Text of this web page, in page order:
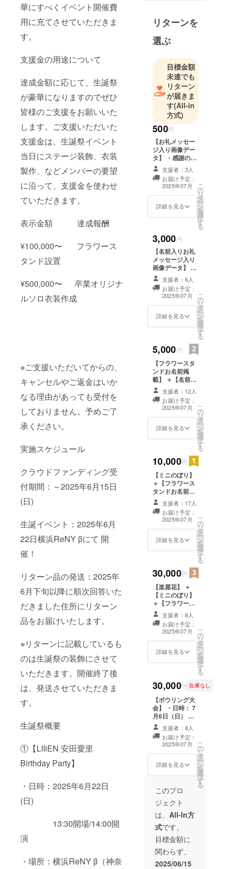
華にすべくイベント開催費
用に充てさせていただきま
す。
支援金の用途について
達成金額に応じて、生誕祭
が豪華になりますのでぜひ
皆様のご支援をお願いいた
します。ご支援いただいた
支援金は、生誕祭イベント
当日にステージ装飾、衣装
製作、などメンバーの要望
に沿って、支援金を使わせ
ていただきます。
表示金額 達成報酬
¥100,000〜 フラワース
タンド設置
¥500,000〜 卒業オリジナ
ルソロ衣装作成
※ご支援いただいてからの、
キャンセルやご返金はいか
なる理由があっても受付を
しておりません。予めご了
承ください。
実施スケジュール
クラウドファンディング受
付期間：～2025年6月15日
(日)
生誕イベント：2025年6月
22日横浜ReNY βにて 開
催！
リターン品の発送：2025年
6月下旬以降に順次回答いた
だきました住所にリターン
品をお届けいたします。
※リターンに記載しているも
のは生誕祭の装飾にさせて
いただきます。開催終了後
は、発送させていただきま
す。
生誕祭概要
①【LIIiEN 安田愛里
Birthday Party】
・日時：2025年6月22日
(日)
13:30開場/14:00開
演
・場所：横浜ReNY β（神奈
リターンを
選ぶ
目標金額
未達でも
リターン
が届きま
す(All-in
方式)
500円
【お礼メッセー
ジ入り画像デー
タ】 ・感謝の気
持ちを込めて、
サインメッセー
ジ入り画像をお
送りします。 ※
全員共通 ※メー
ルによるデータ
支援者：3人
お届け予定：
2025年07月
詳細を見る
こ
の
リ
タ
ー
ン
を
選
択
す
る
3,000円
【名前入りお礼
メッセージ入り
画像データ】 ・
サインメッセー
ジ入り画像にお
名前を記入して
お送りします。
備考欄に希望さ
れるお名前をご
支援者：6人
お届け予定：
2025年07月
詳細を見る
こ
の
リ
タ
ー
ン
を
選
択
す
る
5,000円
【フラワースタ
ンドお名前掲
載】 ＋【名前入
りお礼メッセー
ジ入り画像デー
タ】 生誕祭当日
設置のフラワー
スタンドに、支
援者様のお名前
望されるお名前
をご記入くださ
い。 ※ネームプ
レートのお持ち
帰り不可
支援者：12人
お届け予定：
2025年07月
詳細を見る
こ
の
リ
タ
ー
ン
を
選
択
す
る
10,000円
【ミニのぼり】
＋【フラワース
タンドお名前掲
載】 ＋【名前入
りお礼メッセー
ジ入り画像デー
タ】 生誕祭当日
装飾に使用する
のぼりに支援者
す。備考欄に希
望されるお名前
をご記入くださ
い。 お名前は
データで印字を
入れさせていた
だきます。 生誕
祭終了後、1〜3
週間でミニ旗に
たものをご自宅
へ郵送させてい
支援者：17人
お届け予定：
2025年07月
詳細を見る
こ
の
リ
タ
ー
ン
を
選
択
す
る
30,000円
【楽屋花】 ＋
【ミニのぼり】
＋【フラワース
タンドお名前掲
載】 ＋【名前入
りお礼メッセー
ジ入り画像デー
タ】 当日、使用
する楽屋にお花
きかねます。生
誕イベント当日
の持ち帰りは可
能です。 生誕祭
当日装飾に使用
するのぼりに支
援者様のお名前
（ニックネー
ム）を掲載しま
す。 備考欄に希
望されるお名前
をご記入くださ
データで印字を
入れさせていた
だきます。 生誕
祭終了後、1〜3
週間でミニ旗に
直筆サイン入れ
たものをご自宅
へ郵送させてい
ただきます。
支援者：8人
お届け予定：
2025年07月
詳細を見る
こ
の
リ
タ
ー
ン
を
選
択
す
る
30,000円 在庫なし
【ボウリング大
会】 ・日時： 7
月6日（日） ・
場所：都内ボウ
リング場 ・支援
者様の交通費や
滞在費は各自で
ご負担くださ
い。 ・支援者様
ルで連絡しま
す。
支援者：8人
お届け予定：
2025年07月
詳細を見る
こ
の
リ
タ
ー
ン
を
選
択
す
る
このプロ
ジェクト
は、 All-In方
式です。
目標金額に
関わらず、
2025/06/15